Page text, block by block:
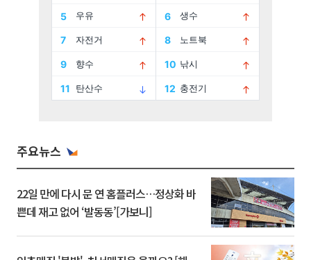
주요뉴스
22일 만에 다시 문 연 홈플러스…정상화 바
쁜데 재고 없어 ‘발동동’[가보니]